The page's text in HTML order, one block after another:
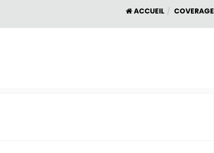
ACCUEIL COVERAGE